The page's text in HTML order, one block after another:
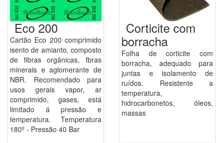
Eco 200
Cartão Eco 200 comprimido
isento de amianto, composto
de fibras orgânicas, fbras
minerais e aglomerante de
NBR. Recomendado para
usos gerais vapor, ar
comprimido, gases, está
limitado á pressão e
temperatura. Temperatura
180º - Pressão 40 Bar
Corticite com
borracha
Folha de corticite com
borracha, adequado para
juntas e isolamento de
ruídos. Resistente a
temperatura,
hidrocarbonetos, óleos,
massas